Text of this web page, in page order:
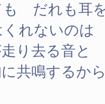
も だれも耳
れないのは
り去る音と
共鳴するか